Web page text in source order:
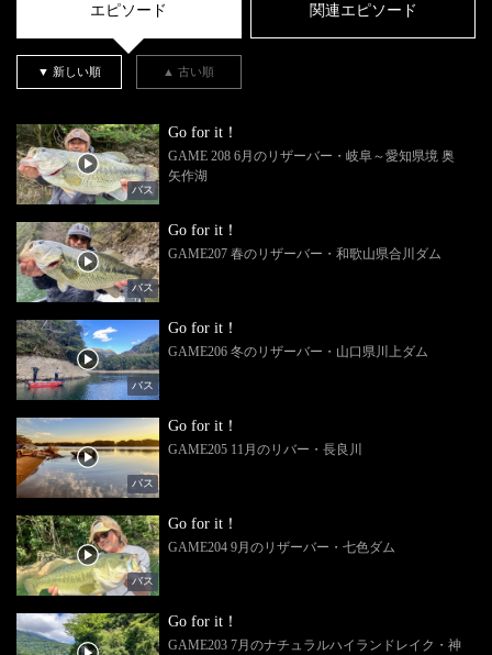
エピソード 関連エピソード
▼ 新しい順 ▲ 古い順
バス
Go for it！
GAME 208 6月のリザーバー・岐阜～愛知県境 奥
矢作湖
バス
Go for it！
GAME207 春のリザーバー・和歌山県合川ダム
バス
Go for it！
GAME206 冬のリザーバー・山口県川上ダム
バス
Go for it！
GAME205 11月のリバー・長良川
バス
Go for it！
GAME204 9月のリザーバー・七色ダム
Go for it！
GAME203 7月のナチュラルハイランドレイク・神